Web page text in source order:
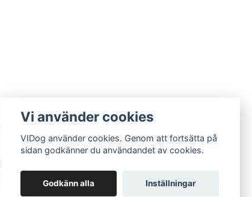
Vi använder cookies
VIDog använder cookies. Genom att fortsätta på
sidan godkänner du användandet av cookies.
Godkänn alla Inställningar